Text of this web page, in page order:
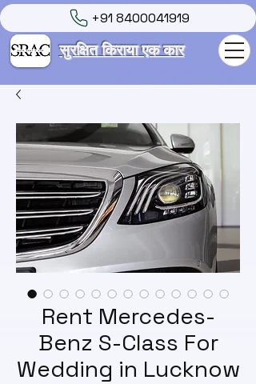
सुरक्षित किराया एक कार
+91 8400041919
Rent Mercedes-
Benz S-Class For
Wedding in Lucknow